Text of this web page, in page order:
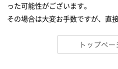
った可能性がございます。
その場合は大変お手数ですが、直